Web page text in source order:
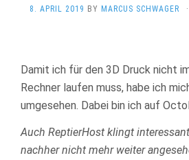
8. APRIL 2019 BY MARCUS SCHWAGER ·
Damit ich für den 3D Druck nicht
Rechner laufen muss, habe ich
umgesehen. Dabei bin ich auf
Auch ReptierHost klingt
nachher nicht mehr weiter